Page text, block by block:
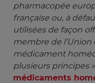
pharmacopée
française ou, à
utilisées de façon
membre de
médicament
plusieurs principes »
médicaments